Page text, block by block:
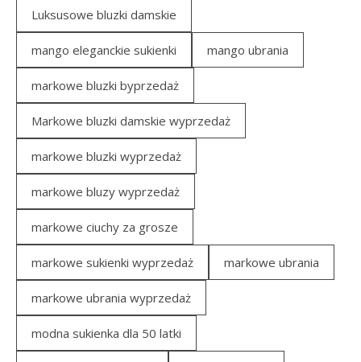
Luksusowe bluzki damskie
mango eleganckie sukienki mango ubrania
markowe bluzki byprzedaż
Markowe bluzki damskie wyprzedaż
markowe bluzki wyprzedaż
markowe bluzy wyprzedaż
markowe ciuchy za grosze
markowe sukienki wyprzedaż markowe ubrania
markowe ubrania wyprzedaż
modna sukienka dla 50 latki